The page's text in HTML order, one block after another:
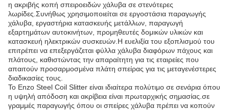
η ακριβής κοπή σπειροειδών χάλυβα σε στενότερες
λωρίδες.Συνήθως χρησιμοποιείται σε εργοστάσια παραγωγής
χάλυβα, εργαστήρια κατασκευής μετάλλων, παραγωγή
εξαρτημάτων αυτοκινήτων, προμηθευτές δομικών υλικών και
κατασκευή ηλεκτρικών συσκευών.Η ευελιξία του εξοπλισμού του
επιτρέπει να επεξεργάζεται φύλλα χάλυβα διαφόρων πάχους και
πλάτους, καθιστώντας την απαραίτητη για τις εταιρείες που
απαιτούν προσαρμοσμένα πλάτη σπείρας για τις μεταγενέστερες
διαδικασίες τους.
Το Enzo Steel Coil Slitter είναι ιδιαίτερα πολύτιμο σε σενάρια όπου
η υψηλή απόδοση και ακρίβεια είναι πρωταρχικής σημασίας.σε
γραμμές παραγωγής όπου οι σπείρες χάλυβα πρέπει να κοπούν